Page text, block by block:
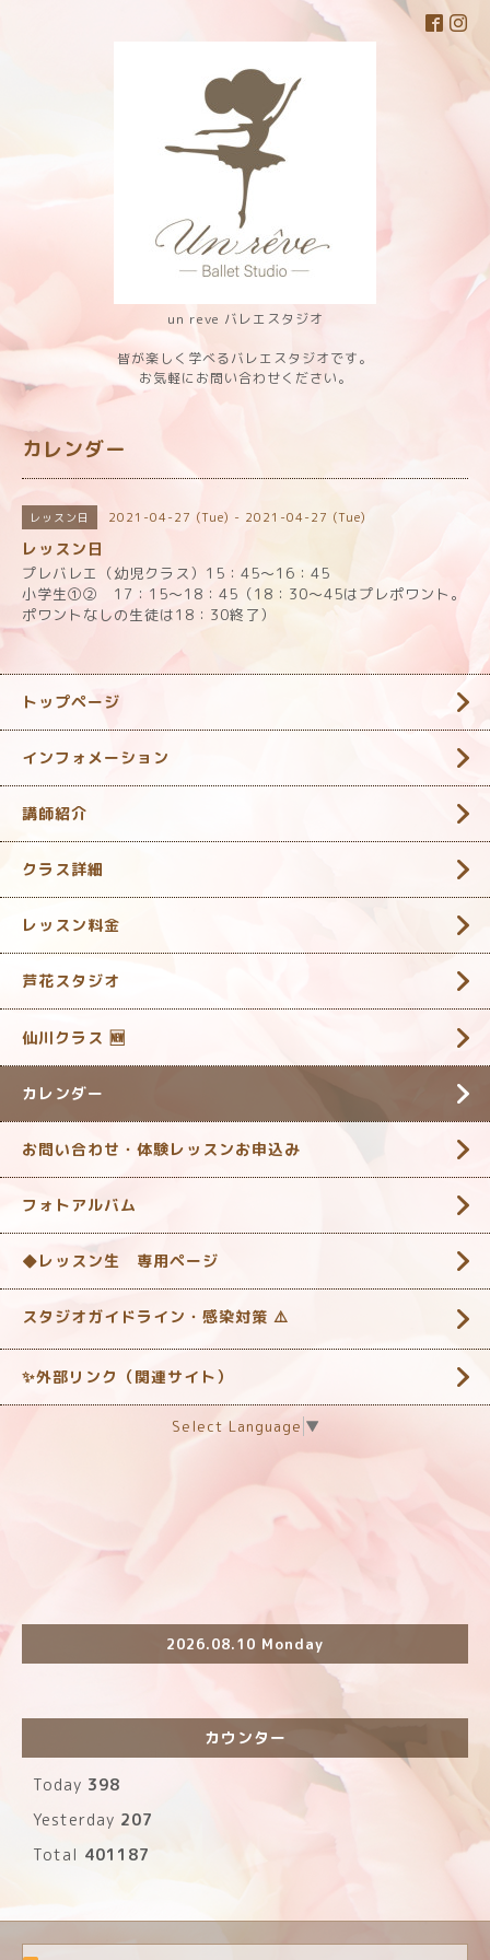
un reve バレエスタジオ
皆が楽しく学べるバレエスタジオです。
お気軽にお問い合わせください。
カレンダー
レッスン日 2021-04-27 (Tue) - 2021-04-27 (Tue)
レッスン日
プレバレエ（幼児クラス）15：45～16：45
小学生①② 17：15～18：45（18：30～45はプレポワント。
ポワントなしの生徒は18：30終了）
トップページ
インフォメーション
講師紹介
クラス詳細
レッスン料金
芦花スタジオ
仙川クラス 🆕
カレンダー
お問い合わせ・体験レッスンお申込み
フォトアルバム
◆レッスン生 専用ページ
スタジオガイドライン・感染対策 ‎⚠️
✨外部リンク（関連サイト）
Select Language ▼
2026.08.10 Monday
カウンター
Today 398
Yesterday 207
Total 401187